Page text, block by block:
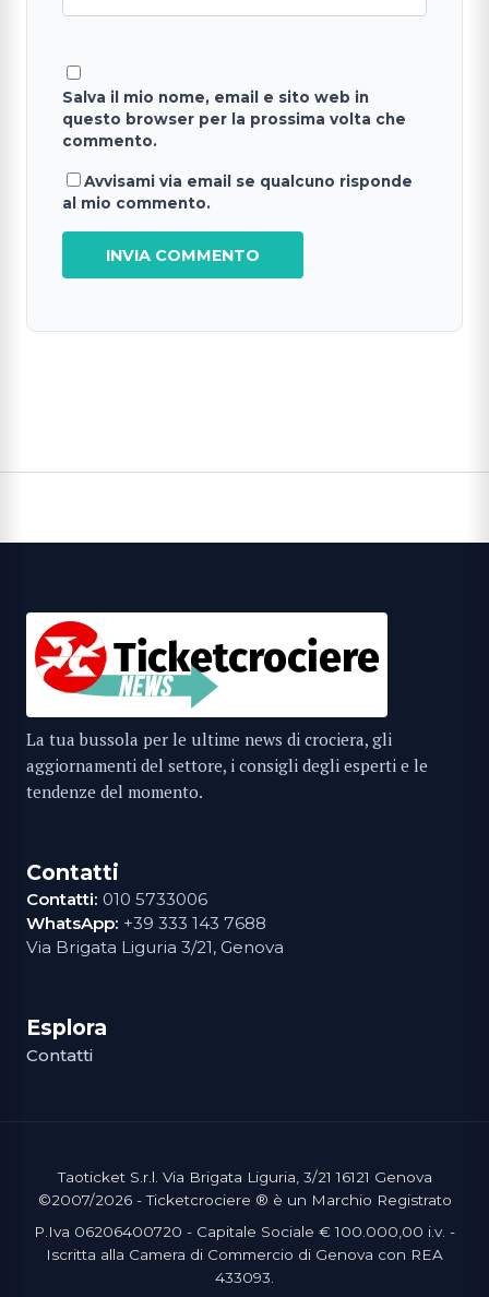
Salva il mio nome, email e sito web in
questo browser per la prossima volta che
commento.
Avvisami via email se qualcuno risponde
al mio commento.
La tua bussola per le ultime news di crociera, gli
aggiornamenti del settore, i consigli degli esperti e le
tendenze del momento.
Contatti
Contatti: 010 5733006
WhatsApp: +39 333 143 7688
Via Brigata Liguria 3/21, Genova
Esplora
Contatti
Taoticket S.r.l. Via Brigata Liguria, 3/21 16121 Genova
©2007/2026 - Ticketcrociere ® è un Marchio Registrato
P.Iva 06206400720 - Capitale Sociale € 100.000,00 i.v. -
Iscritta alla Camera di Commercio di Genova con REA
433093.